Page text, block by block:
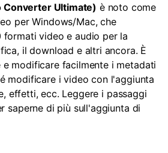
Converter Ultimate) è noto come
per Windows/Mac, che
video e audio per la
il download e altri ancora. È
e modificare facilmente i metadati
modificare i video con l'aggiunta
effetti, ecc. Leggere i passaggi
saperne di più sull'aggiunta di